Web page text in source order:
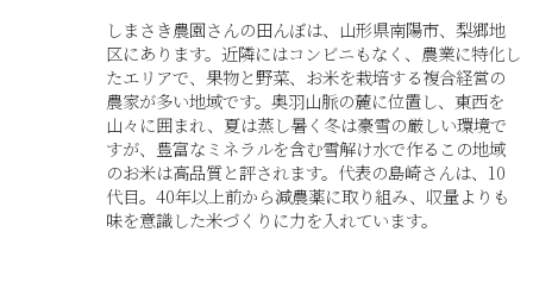
しまさき農園さんの田んぼは、山形県南陽市、梨郷地
区にあります。近隣にはコンビニもなく、農業に特化し
たエリアで、果物と野菜、お米を栽培する複合経営の
農家が多い地域です。奥羽山脈の麓に位置し、東西を
山々に囲まれ、夏は蒸し暑く冬は豪雪の厳しい環境で
すが、豊富なミネラルを含む雪解け水で作るこの地域
のお米は高品質と評されます。代表の島崎さんは、10
代目。40年以上前から減農薬に取り組み、収量よりも
味を意識した米づくりに力を入れています。